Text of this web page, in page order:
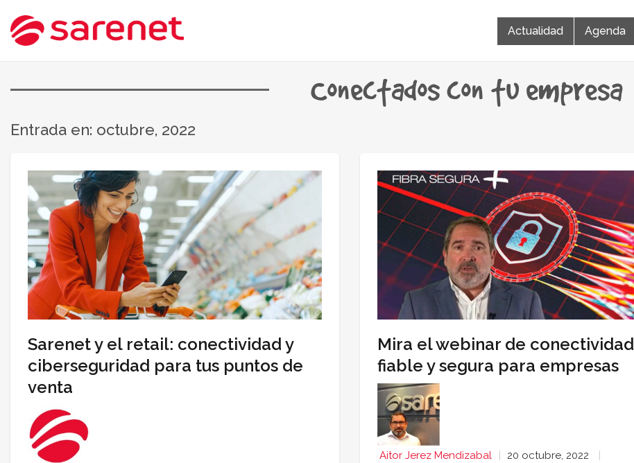
Actualidad Agenda
Conectados con tu empresa
Entrada en: octubre, 2022
Sarenet y el retail: conectividad y
ciberseguridad para tus puntos de
venta
Mira el webinar de conectividad
fiable y segura para empresas
Aitor Jerez Mendizabal
20 octubre, 2022